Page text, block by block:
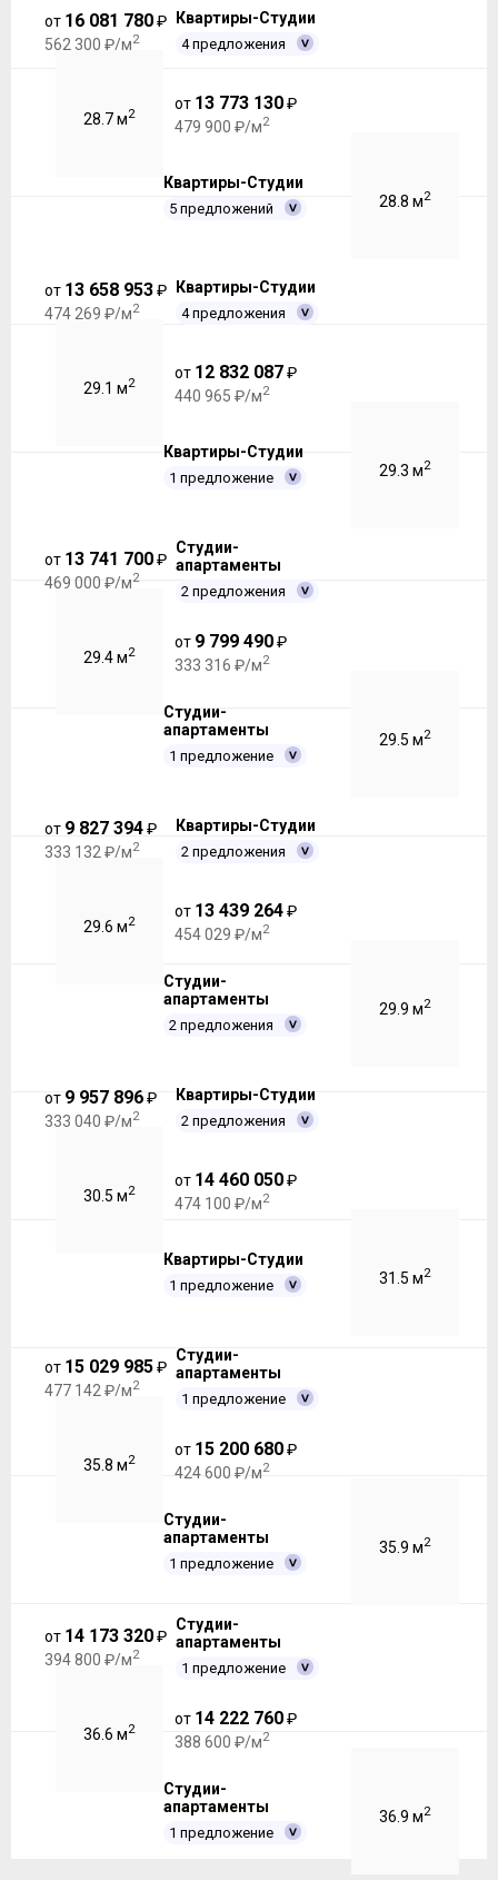
от 16 081 780₽
562 300 ₽/м2
Квартиры-Студии
4 предложения
28.7 м2
от 13 773 130₽
479 900 ₽/м2
Квартиры-Студии
5 предложений 28.8 м2
от 13 658 953₽
474 269 ₽/м2
Квартиры-Студии
4 предложения
29.1 м2
от 12 832 087₽
440 965 ₽/м2
Квартиры-Студии
1 предложение 29.3 м2
от 13 741 700₽
469 000 ₽/м2
Студии-
апартаменты
2 предложения
29.4 м2
от 9 799 490₽
333 316 ₽/м2
Студии-
апартаменты
1 предложение
29.5 м2
от 9 827 394₽
333 132 ₽/м2
Квартиры-Студии
2 предложения
29.6 м2
от 13 439 264₽
454 029 ₽/м2
Студии-
апартаменты
2 предложения
29.9 м2
от 9 957 896₽
333 040 ₽/м2
Квартиры-Студии
2 предложения
30.5 м2
от 14 460 050₽
474 100 ₽/м2
Квартиры-Студии
1 предложение 31.5 м2
от 15 029 985₽
477 142 ₽/м2
Студии-
апартаменты
1 предложение
35.8 м2
от 15 200 680₽
424 600 ₽/м2
Студии-
апартаменты
1 предложение
35.9 м2
от 14 173 320₽
394 800 ₽/м2
Студии-
апартаменты
1 предложение
36.6 м2
от 14 222 760₽
388 600 ₽/м2
Студии-
апартаменты
1 предложение
36.9 м2